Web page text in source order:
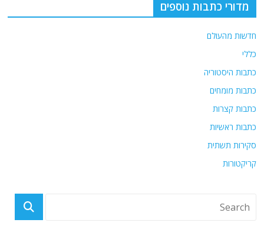
p
o מדורי כתבות נוספים
חדשות מהעולם
כללי
כתבות היסטוריה
כתבות מומחים
כתבות קצרות
כתבות ראשיות
סקירות תשתית
קריקטורות